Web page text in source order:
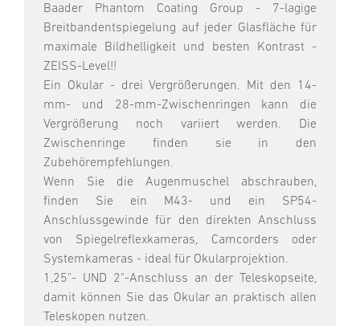
Baader Phantom Coating Group - 7-lagige
Breitbandentspiegelung auf jeder Glasfläche für
maximale Bildhelligkeit und besten Kontrast -
ZEISS-Level!!
Ein Okular - drei Vergrößerungen. Mit den 14-
mm- und 28-mm-Zwischenringen kann die
Vergrößerung noch variiert werden. Die
Zwischenringe finden sie in den
Zubehörempfehlungen.
Wenn Sie die Augenmuschel abschrauben,
finden Sie ein M43- und ein SP54-
Anschlussgewinde für den direkten Anschluss
von Spiegelreflexkameras, Camcorders oder
Systemkameras - ideal für Okularprojektion.
1,25"- UND 2"-Anschluss an der Teleskopseite,
damit können Sie das Okular an praktisch allen
Teleskopen nutzen.